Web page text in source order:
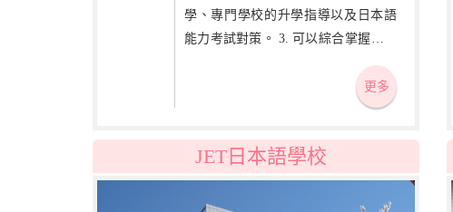
學、專門學校的升學指導以及日本語
能力考試對策。 3. 可以綜合掌握聽、
說、讀、寫四種技能的高質量的學習
更多
JET日本語學校